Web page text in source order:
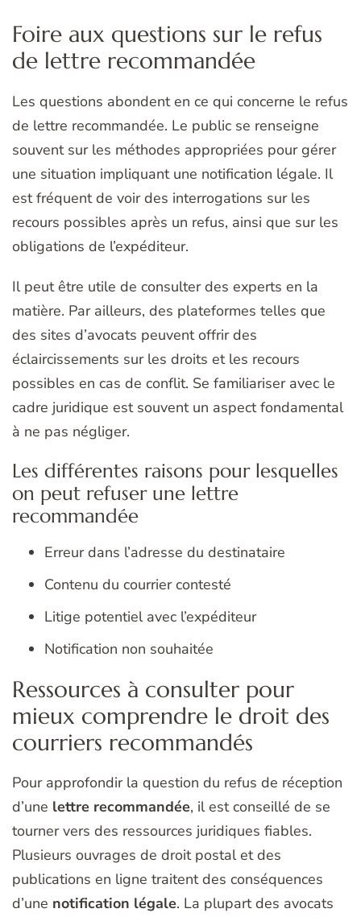
Foire aux questions sur le refus
de lettre recommandée
Les questions abondent en ce qui concerne le refus
de lettre recommandée. Le public se renseigne
souvent sur les méthodes appropriées pour gérer
une situation impliquant une notification légale. Il
est fréquent de voir des interrogations sur les
recours possibles après un refus, ainsi que sur les
obligations de l’expéditeur.
Il peut être utile de consulter des experts en la
matière. Par ailleurs, des plateformes telles que
des sites d’avocats peuvent offrir des
éclaircissements sur les droits et les recours
possibles en cas de conflit. Se familiariser avec le
cadre juridique est souvent un aspect fondamental
à ne pas négliger.
Les différentes raisons pour lesquelles
on peut refuser une lettre
recommandée
Erreur dans l’adresse du destinataire
Contenu du courrier contesté
Litige potentiel avec l’expéditeur
Notification non souhaitée
Ressources à consulter pour
mieux comprendre le droit des
courriers recommandés
Pour approfondir la question du refus de réception
d’une lettre recommandée, il est conseillé de se
tourner vers des ressources juridiques fiables.
Plusieurs ouvrages de droit postal et des
publications en ligne traitent des conséquences
d’une notification légale. La plupart des avocats